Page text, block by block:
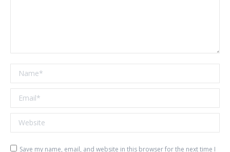
Name *
Email *
Website
Save my name, email, and website in this browser for the next time I